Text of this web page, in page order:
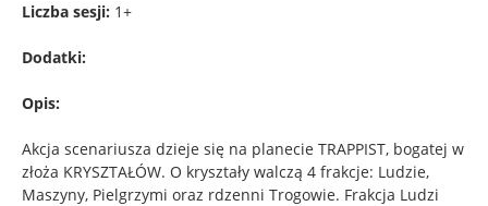
Liczba sesji: 1+
Dodatki:
Opis:
Akcja scenariusza dzieje się na planecie TRAPPIST, bogatej w
złoża KRYSZTAŁÓW. O kryształy walczą 4 frakcje: Ludzie,
Maszyny, Pielgrzymi oraz rdzenni Trogowie. Frakcja Ludzi